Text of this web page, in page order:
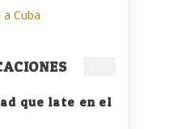
Cuba
que late en el